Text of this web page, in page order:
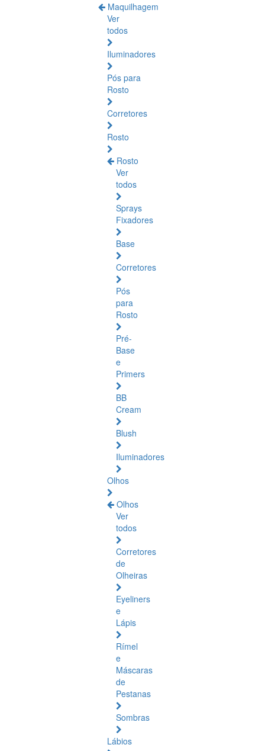
Maquilhagem
Ver
todos
Iluminadores
Pós para
Rosto
Corretores
Rosto
Rosto
Ver
todos
Sprays
Fixadores
Base
Corretores
Pós
para
Rosto
Pré-
Base
e
Primers
BB
Cream
Blush
Iluminadores
Olhos
Olhos
Ver
todos
Corretores
de
Olheiras
Eyeliners
e
Lápis
Rímel
e
Máscaras
de
Pestanas
Sombras
Lábios